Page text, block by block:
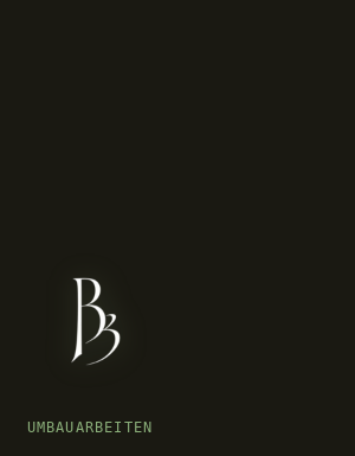
UMBAUARBEITEN